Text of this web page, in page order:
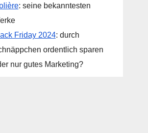
: seine bekanntesten
Friday 2024: durch
ordentlich sparen
nur gutes Marketing?